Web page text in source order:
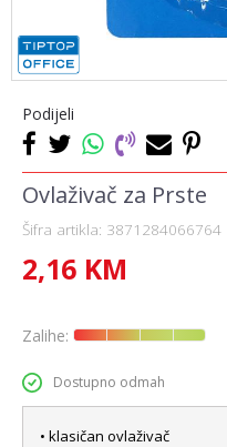
Podijeli
Ovlaživač za Prste
Šifra artikla: 3871284066764
2,16 KM
Zalihe:
Dostupno odmah
• klasičan ovlaživač